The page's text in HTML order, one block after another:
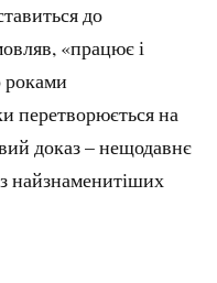
до
«працює і
роками
перетворюється на
доказ – нещодавнє
найзнаменитіших